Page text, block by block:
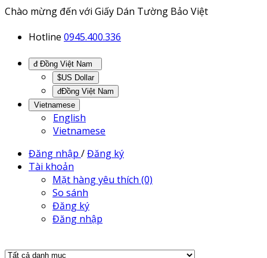
Chào mừng đến với Giấy Dán Tường Bảo Việt
Hotline 0945.400.336
$US Dollar
đĐồng Việt Nam
Vietnamese
English
Vietnamese
Đăng nhập /Đăng ký
Tài khoản
Mặt hàng yêu thích (0)
So sánh
Đăng ký
Đăng nhập